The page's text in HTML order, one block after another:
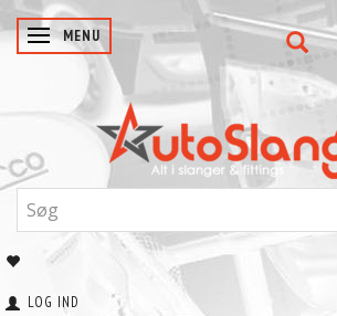
SKIFTE NAVIGATION
MENU
LOG IND